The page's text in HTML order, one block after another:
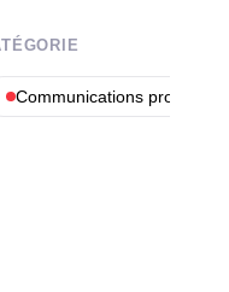
Communications